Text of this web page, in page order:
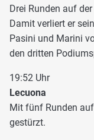
Drei Runden auf
Damit verliert er
Pasini und Marini
den dritten
19:52 Uhr
Lecuona
Mit fünf Runden
gestürzt.